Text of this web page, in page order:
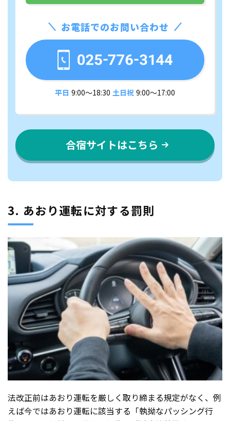
お電話でのお問い合わせ
平日 9:00〜18:30 土日祝 9:00〜17:00
合宿サイトはこちら
3. あおり運転に対する罰則
法改正前はあおり運転を厳しく取り締まる規定がなく、例
えば今ではあおり運転に該当する「執拗なパッシング行